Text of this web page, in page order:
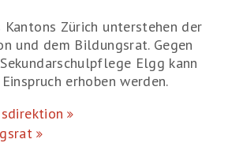
Kantons Zürich unterstehen der
und dem Bildungsrat. Gegen
Elgg kann
erhoben werden.